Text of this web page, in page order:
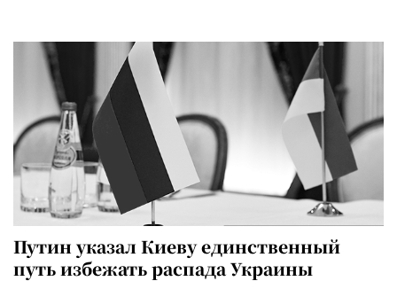
Путин указал Киеву единственный
путь избежать распада Украины